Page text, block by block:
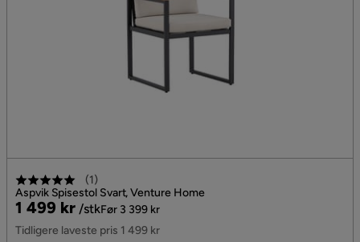
(1)
Aspvik Spisestol Svart, Venture Home
Pris
1 499 kr /stk
Original
Pris
Før 3 399 kr
Tidligere laveste pris 1 499 kr